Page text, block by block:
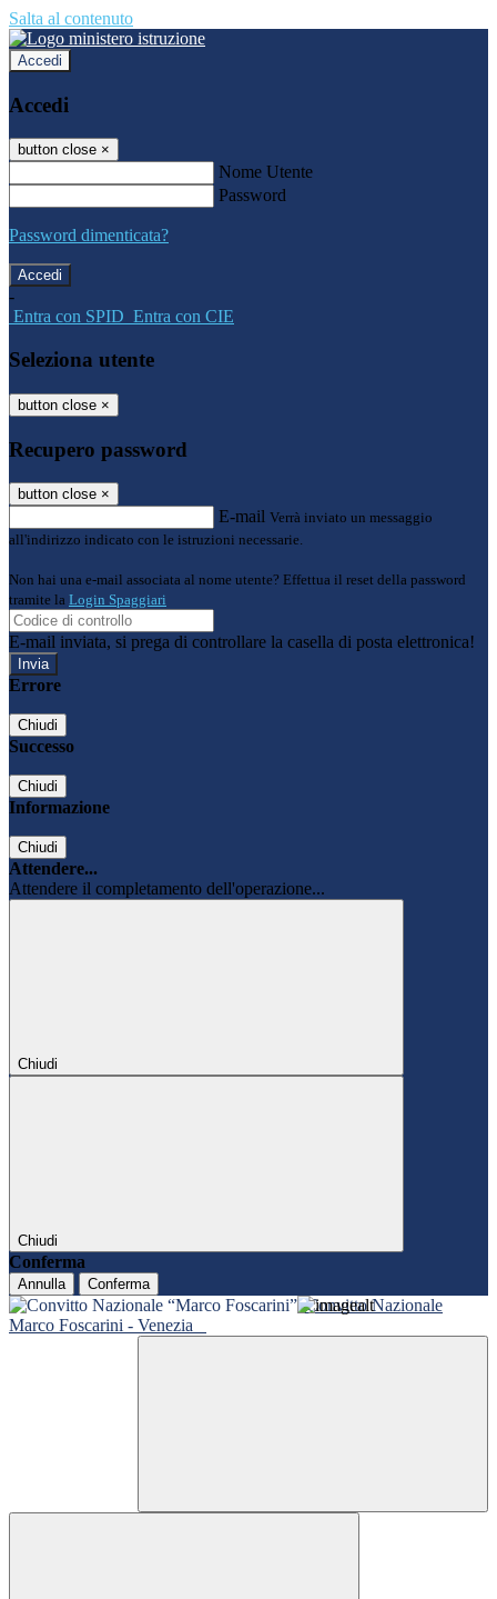
Salta al contenuto
Accedi
Accedi
button close ×
Nome Utente
Password
Password dimenticata?
-
Entra con SPID Entra con CIE
Seleziona utente
button close ×
Recupero password
button close ×
E-mail Verrà inviato un messaggio
all'indirizzo indicato con le istruzioni necessarie.
Non hai una e-mail associata al nome utente? Effettua il reset della password
tramite la Login Spaggiari
E-mail inviata, si prega di controllare la casella di posta elettronica!
Errore
Chiudi
Successo
Chiudi
Informazione
Chiudi
Attendere...
Attendere il completamento dell'operazione...
Chiudi
Chiudi
Conferma
Annulla Conferma
Convitto Nazionale
Marco Foscarini - Venezia